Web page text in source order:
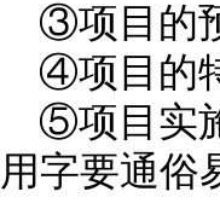
③项目的
④项目的
⑤项目实
用字要通俗